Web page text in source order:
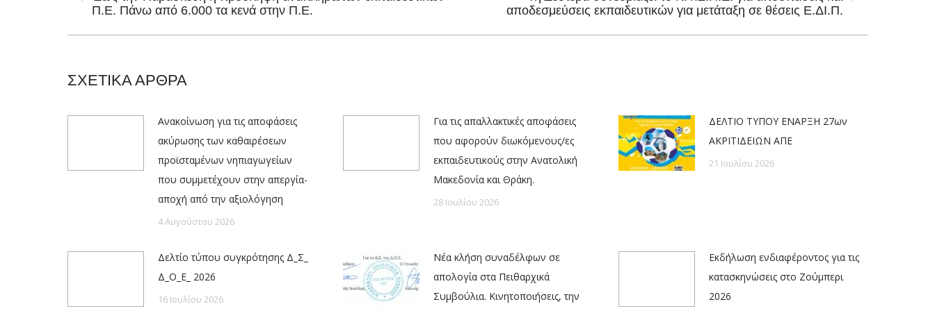
Π.Ε. Πάνω από 6.000 τα κενά στην Π.Ε.
αποδεσμεύσεις εκπαιδευτικών για μετάταξη σε θέσεις Ε.ΔΙ.Π.
ΣΧΕΤΙΚΑ ΑΡΘΡΑ
Ανακοίνωση για τις αποφάσεις
ακύρωσης των καθαιρέσεων
προϊσταμένων νηπιαγωγείων
που συμμετέχουν στην απεργία-
αποχή από την αξιολόγηση
4 Αυγούστου 2026
Για τις απαλλακτικές αποφάσεις
που αφορούν διωκόμενους/ες
εκπαιδευτικούς στην Ανατολική
Μακεδονία και Θράκη.
28 Ιουλίου 2026
ΔΕΛΤΙΟ ΤΥΠΟΥ ΕΝΑΡΞΗ 27ων
ΑΚΡΙΤΙΔΕΙΩΝ ΑΠΕ
21 Ιουλίου 2026
Δελτίο τύπου συγκρότησης Δ_Σ_
Δ_Ο_Ε_ 2026
16 Ιουλίου 2026
Νέα κλήση συναδέλφων σε
απολογία στα Πειθαρχικά
Συμβούλια. Κινητοποιήσεις, την
Εκδήλωση ενδιαφέροντος για τις
κατασκηνώσεις στο Ζούμπερι
2026